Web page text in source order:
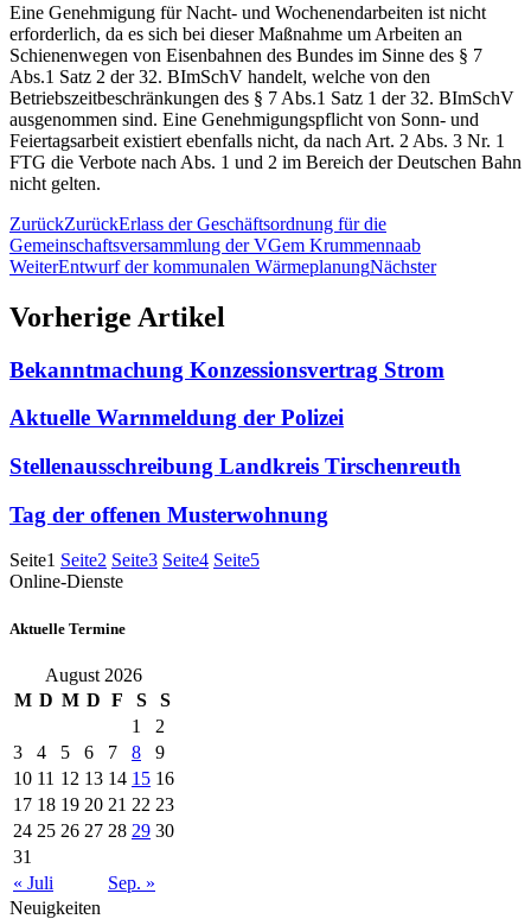
Eine Genehmigung für Nacht- und Wochenendarbeiten ist nicht
erforderlich, da es sich bei dieser Maßnahme um Arbeiten an
Schienenwegen von Eisenbahnen des Bundes im Sinne des § 7
Abs.1 Satz 2 der 32. BImSchV handelt, welche von den
Betriebszeitbeschränkungen des § 7 Abs.1 Satz 1 der 32. BImSchV
ausgenommen sind. Eine Genehmigungspflicht von Sonn- und
Feiertagsarbeit existiert ebenfalls nicht, da nach Art. 2 Abs. 3 Nr. 1
FTG die Verbote nach Abs. 1 und 2 im Bereich der Deutschen Bahn
nicht gelten.
ZurückZurückErlass der Geschäftsordnung für die
Gemeinschaftsversammlung der VGem Krummennaab
WeiterEntwurf der kommunalen WärmeplanungNächster
Vorherige Artikel
Bekanntmachung Konzessionsvertrag Strom
Aktuelle Warnmeldung der Polizei
Stellenausschreibung Landkreis Tirschenreuth
Tag der offenen Musterwohnung
Seite1 Seite2 Seite3 Seite4 Seite5
Online-Dienste
Aktuelle Termine
August 2026
M D M D F S
S
1
2
3
4 5 6 7 8
9
10 11 12 13 14 15 16
17 18 19 20 21 22 23
24 25 26 27 28 29 30
31
« Juli
Sep. »
Neuigkeiten